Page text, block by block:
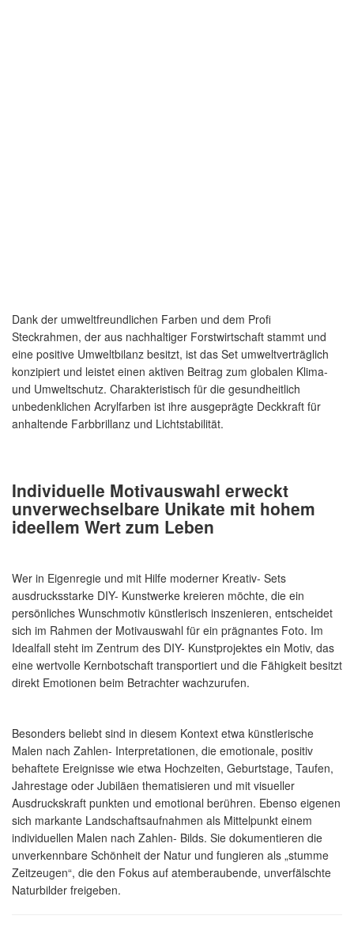
Dank der umweltfreundlichen Farben und dem Profi
Steckrahmen, der aus nachhaltiger Forstwirtschaft stammt und
eine positive Umweltbilanz besitzt, ist das Set umweltverträglich
konzipiert und leistet einen aktiven Beitrag zum globalen Klima-
und Umweltschutz. Charakteristisch für die gesundheitlich
unbedenklichen Acrylfarben ist ihre ausgeprägte Deckkraft für
anhaltende Farbbrillanz und Lichtstabilität.
Individuelle Motivauswahl erweckt
unverwechselbare Unikate mit hohem
ideellem Wert zum Leben
Wer in Eigenregie und mit Hilfe moderner Kreativ- Sets
ausdrucksstarke DIY- Kunstwerke kreieren möchte, die ein
persönliches Wunschmotiv künstlerisch inszenieren, entscheidet
sich im Rahmen der Motivauswahl für ein prägnantes Foto. Im
Idealfall steht im Zentrum des DIY- Kunstprojektes ein Motiv, das
eine wertvolle Kernbotschaft transportiert und die Fähigkeit besitzt
direkt Emotionen beim Betrachter wachzurufen.
Besonders beliebt sind in diesem Kontext etwa künstlerische
Malen nach Zahlen- Interpretationen, die emotionale, positiv
behaftete Ereignisse wie etwa Hochzeiten, Geburtstage, Taufen,
Jahrestage oder Jubiläen thematisieren und mit visueller
Ausdruckskraft punkten und emotional berühren. Ebenso eigenen
sich markante Landschaftsaufnahmen als Mittelpunkt einem
individuellen Malen nach Zahlen- Bilds. Sie dokumentieren die
unverkennbare Schönheit der Natur und fungieren als „stumme
Zeitzeugen“, die den Fokus auf atemberaubende, unverfälschte
Naturbilder freigeben.